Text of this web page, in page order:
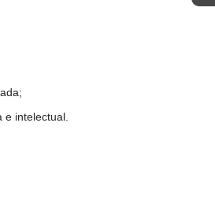
e intelectual.